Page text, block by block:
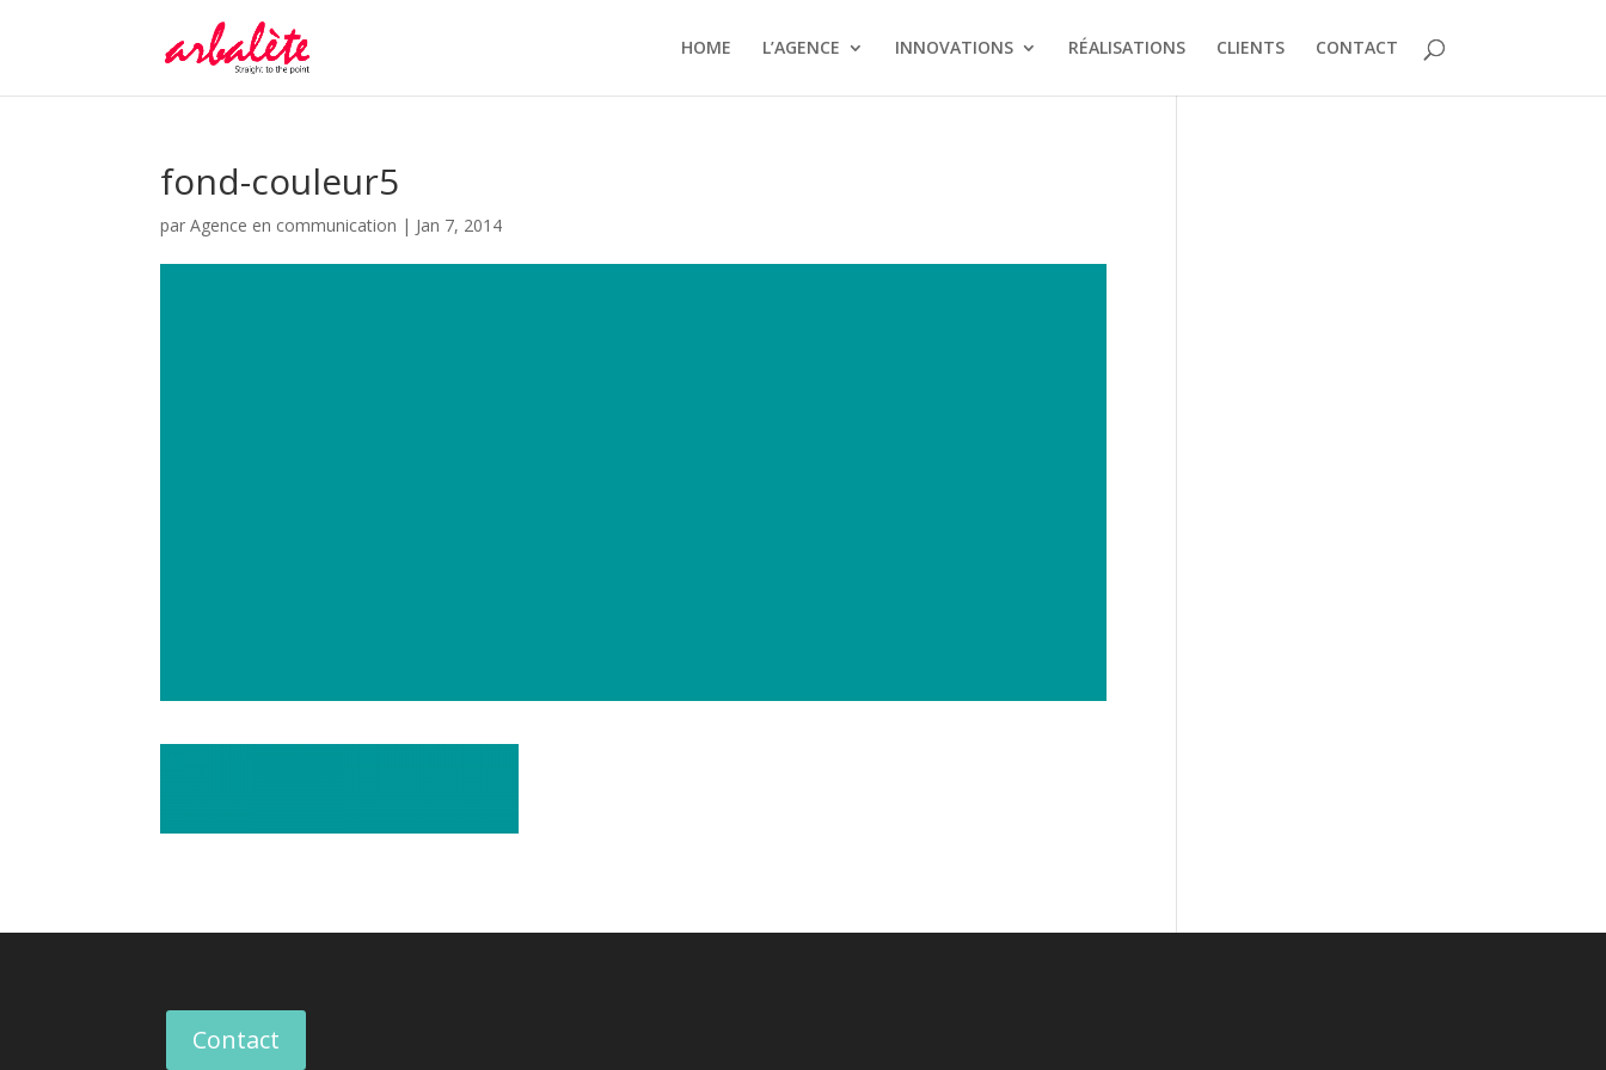
HOME L’AGENCE INNOVATIONS RÉALISATIONS CLIENTS CONTACT
fond-couleur5
parAgence en communication | Jan 7, 2014
Contact